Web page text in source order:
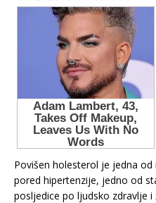
Povišen holesterol je jedna
pored hipertenzije, jedno od
posljedice po ljudsko zdravlje